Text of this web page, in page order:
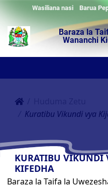
Barua
Wasiliana nasi
Baraza la
Wananchi
Kuratibu Vikundi vya
KURATIBU VIKUNDI
KIFEDHA
Baraza la Taifa la